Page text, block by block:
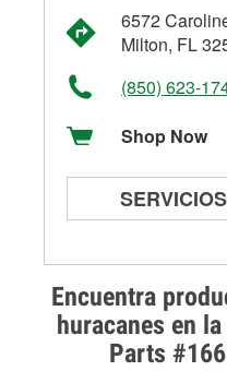
Encuentra
huracanes en
Parts
6572
Milton, FL
(850) 623-
Shop Now
Prueba de
arrancadores
Revisión de